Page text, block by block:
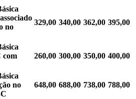
no
329,00 340,00 362,00 395,00
com
260,00 300,00 350,00 400,00
no
648,00 688,00 738,00 788,00